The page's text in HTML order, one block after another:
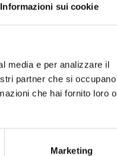
Informazioni sui cookie
media e per analizzare il
partner che si occupano
che hai fornito loro o
Marketing